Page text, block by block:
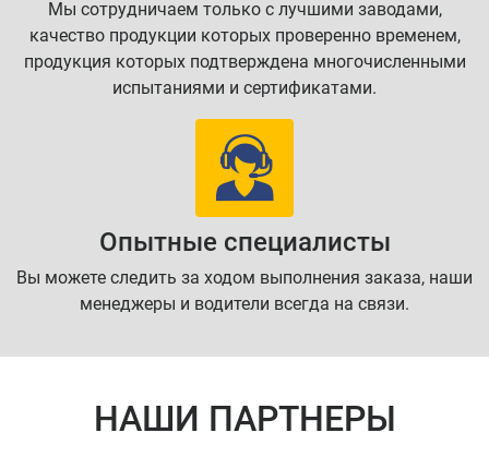
Мы сотрудничаем только с лучшими заводами,
качество продукции которых проверенно временем,
продукция которых подтверждена многочисленными
испытаниями и сертификатами.
Опытные специалисты
Вы можете следить за ходом выполнения заказа, наши
менеджеры и водители всегда на связи.
НАШИ ПАРТНЕРЫ